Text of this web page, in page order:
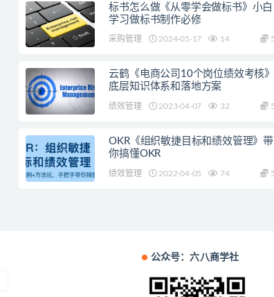
标书怎么做《从零学会做标书》小白
学习做标书制作必修
采购管理 2024-05-17 14
云鹤《电商公司10个岗位绩效考核》
底层知识体系和落地方案
绩效管理 2023-04-07 32
OKR《组织敏捷目标和绩效管理》带
你搞懂OKR
绩效管理 2022-04-05 74
公众号：六八商学社